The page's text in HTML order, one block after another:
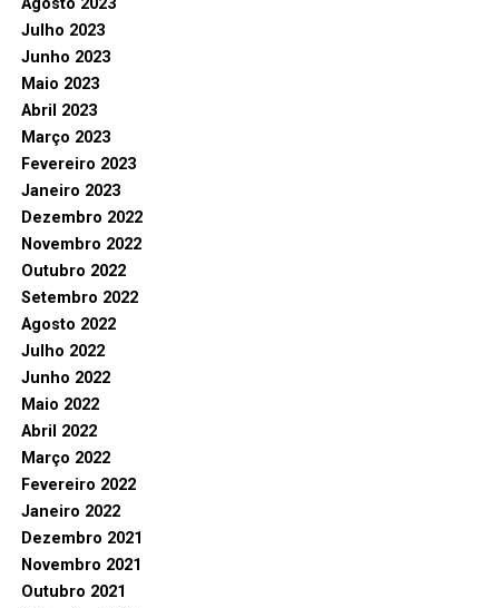
Agosto 2023
Julho 2023
Junho 2023
Maio 2023
Abril 2023
Março 2023
Fevereiro 2023
Janeiro 2023
Dezembro 2022
Novembro 2022
Outubro 2022
Setembro 2022
Agosto 2022
Julho 2022
Junho 2022
Maio 2022
Abril 2022
Março 2022
Fevereiro 2022
Janeiro 2022
Dezembro 2021
Novembro 2021
Outubro 2021